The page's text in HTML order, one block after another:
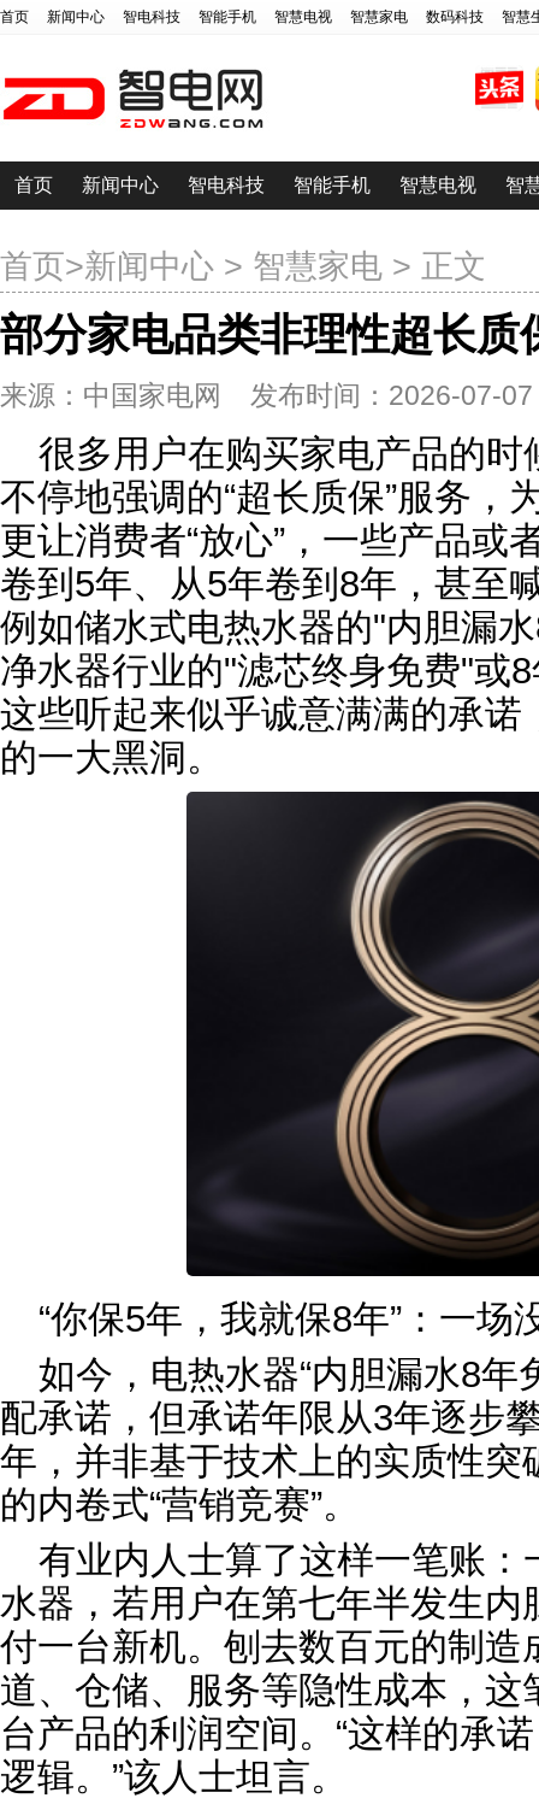
首页 新闻中心 智电科技 智能手机 智慧电视 智慧家电 数码科技 智慧
首页 新闻中心 智电科技 智能手机 智慧电视 智
首页>新闻中心 > 智慧家电 > 正文
部分家电品类非理性超长质
来源：中国家电网 发布时间：2026-07-07
很多用户在购买家电产品的
不停地强调的“超长质保”服务，
更让消费者“放心”，一些产品或
卷到5年、从5年卷到8年，甚至
例如储水式电热水器的"内胆漏
净水器行业的"滤芯终身免费"或
这些听起来似乎诚意满满的承
的一大黑洞。
“你保5年，我就保8年”：一场
如今，电热水器“内胆漏水8年
配承诺，但承诺年限从3年逐步
年，并非基于技术上的实质性
的内卷式“营销竞赛”。
有业内人士算了这样一笔账
水器，若用户在第七年半发生
付一台新机。刨去数百元的制
道、仓储、服务等隐性成本，这
台产品的利润空间。“这样的承
逻辑。”该人士坦言。